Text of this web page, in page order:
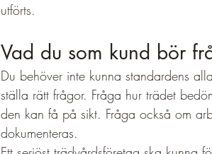
utförts.
Vad du som kund bör
Du behöver inte kunna standardens
ställa rätt frågor. Fråga hur trädet
den kan få på sikt. Fråga också om
dokumenteras.